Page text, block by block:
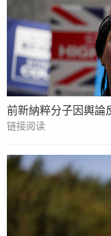
前新納粹分子因輿論
链接阅读